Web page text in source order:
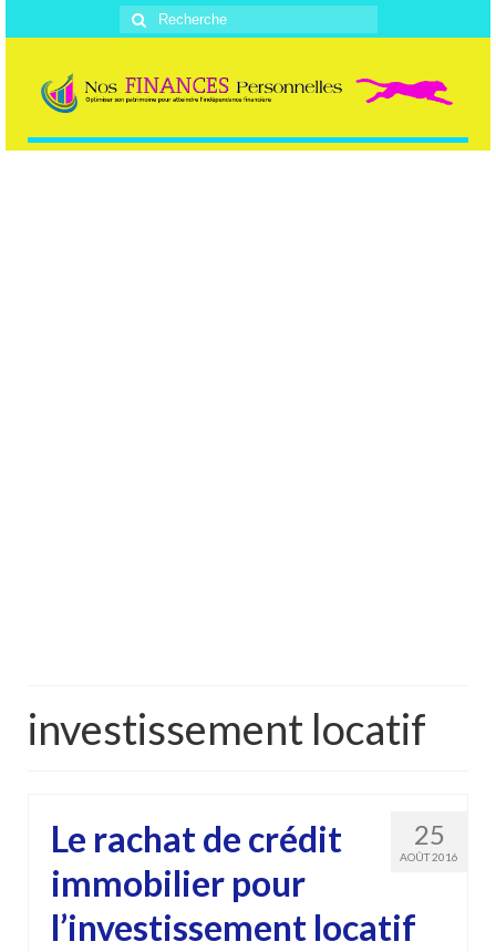
Rechercher
:
investissement locatif
25
AOÛT 2016
Le rachat de crédit
immobilier pour
l’investissement locatif